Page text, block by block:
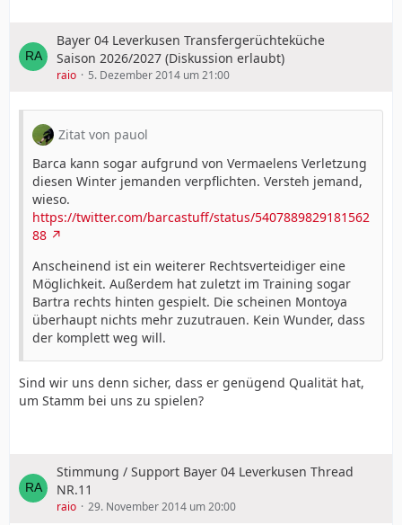
Bayer 04 Leverkusen Transfergerüchteküche
Saison 2026/2027 (Diskussion erlaubt)
raio 5. Dezember 2014 um 21:00
Zitat von pauol
Barca kann sogar aufgrund von Vermaelens Verletzung
diesen Winter jemanden verpflichten. Versteh jemand,
wieso.
https://twitter.com/barcastuff/status/5407889829181562
88
Anscheinend ist ein weiterer Rechtsverteidiger eine
Möglichkeit. Außerdem hat zuletzt im Training sogar
Bartra rechts hinten gespielt. Die scheinen Montoya
überhaupt nichts mehr zuzutrauen. Kein Wunder, dass
der komplett weg will.
Sind wir uns denn sicher, dass er genügend Qualität hat,
um Stamm bei uns zu spielen?
Stimmung / Support Bayer 04 Leverkusen Thread
NR.11
raio 29. November 2014 um 20:00